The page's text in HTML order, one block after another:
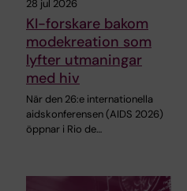
28 jul 2026
KI-forskare bakom
modekreation som
lyfter utmaningar
med hiv
När den 26:e internationella
aidskonferensen (AIDS 2026)
öppnar i Rio de…